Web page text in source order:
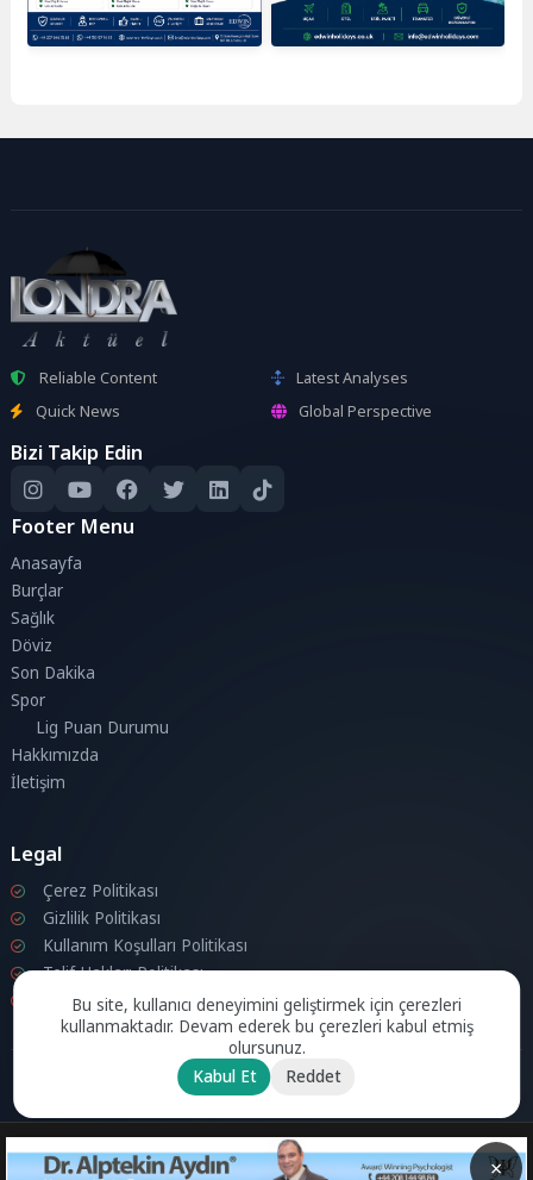
Reliable Content
Latest Analyses
Quick News
Global Perspective
Bizi Takip Edin
Footer Menu
Anasayfa
Burçlar
Sağlık
Döviz
Son Dakika
Spor
Lig Puan Durumu
Hakkımızda
İletişim
Legal
Çerez Politikası
Gizlilik Politikası
Kullanım Koşulları Politikası
Telif Hakları Politikası
İletişim
© 2026 Londra Aktuel Tüm hakları saklıdır.Powered byAksoy
Software LTD
Bu site, kullanıcı deneyimini geliştirmek için çerezleri
kullanmaktadır. Devam ederek bu çerezleri kabul etmiş
olursunuz.
Kabul Et
Reddet